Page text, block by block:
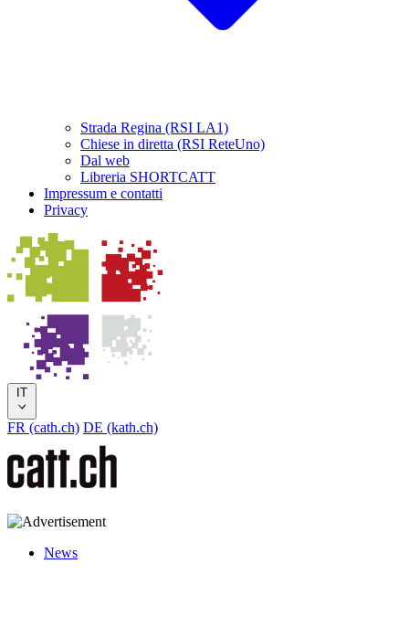
Strada Regina (RSI LA1)
Chiese in diretta (RSI ReteUno)
Dal web
Libreria SHORTCATT
Impressum e contatti
Privacy
IT
FR (cath.ch) DE (kath.ch)
News